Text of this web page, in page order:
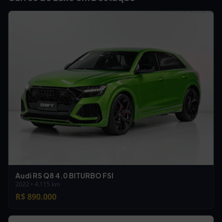
Audi RS Q8 4.0 BITURBO FSI
2022 • 4.115 km
R$ 890.000